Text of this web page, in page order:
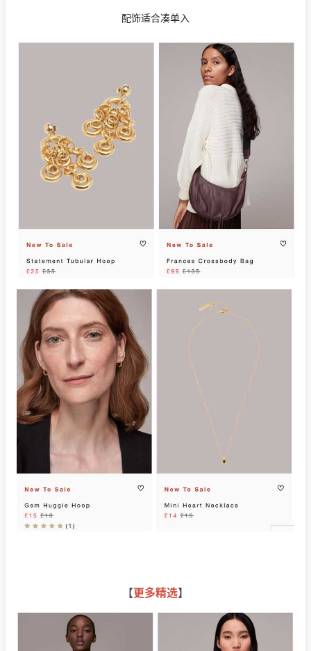
配饰适合凑单入
【更多精选】